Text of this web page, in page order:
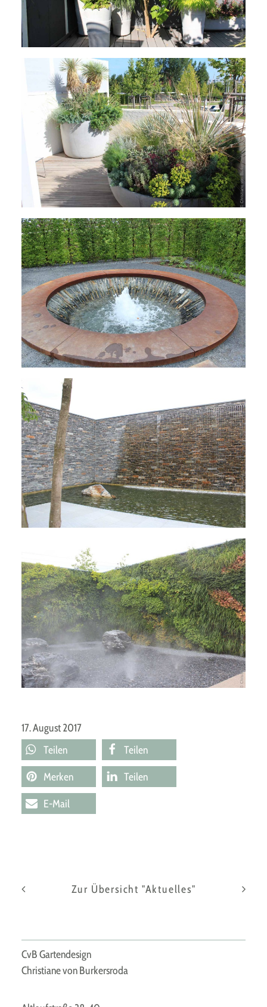
Pflanzsituation in Sonne und Hitze
"Promenade Aquatica" auf der IGA in Berlin
mit den sprudelnden Wasserquellen
Die Wasserwand als minimalistische Variante
an der "Promenade Aquatica"
Die Wasserpromenade führt durch einen
Nebelbereich.
17. August 2017
Teilen
Teilen
Merken Teilen
E-Mail
Zur Übersicht "Aktuelles"
CvB Gartendesign
Christiane von Burkersroda